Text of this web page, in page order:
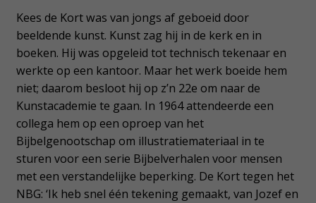
Kees de Kort was van jongs af geboeid door
beeldende kunst. Kunst zag hij in de kerk en in
boeken. Hij was opgeleid tot technisch tekenaar en
werkte op een kantoor. Maar het werk boeide hem
niet; daarom besloot hij op z’n 22e om naar de
Kunstacademie te gaan. In 1964 attendeerde een
collega hem op een oproep van het
Bijbelgenootschap om illustratiemateriaal in te
sturen voor een serie Bijbelverhalen voor mensen
met een verstandelijke beperking. De Kort tegen het
NBG: ‘Ik heb snel één tekening gemaakt, van Jozef en